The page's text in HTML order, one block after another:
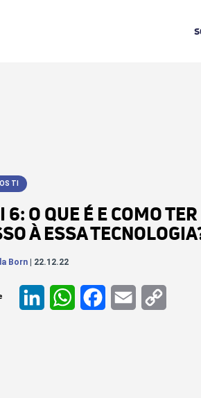
TI
O QUE É E COMO TER
À ESSA
Born | 22.12.22